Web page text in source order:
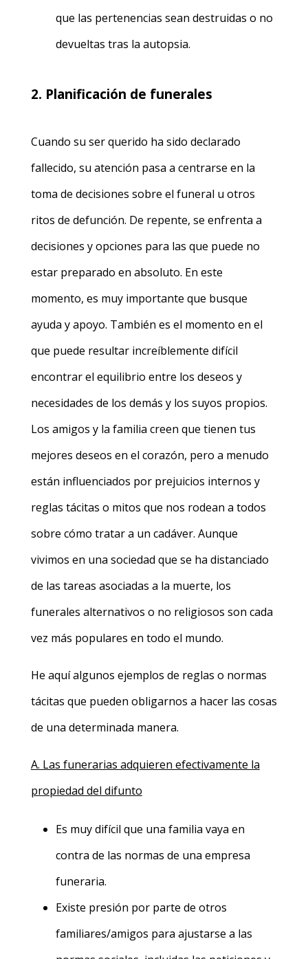
que las pertenencias sean destruidas o no
devueltas tras la autopsia.
2. Planificación de funerales
Cuando su ser querido ha sido declarado
fallecido, su atención pasa a centrarse en la
toma de decisiones sobre el funeral u otros
ritos de defunción. De repente, se enfrenta a
decisiones y opciones para las que puede no
estar preparado en absoluto. En este
momento, es muy importante que busque
ayuda y apoyo. También es el momento en el
que puede resultar increíblemente difícil
encontrar el equilibrio entre los deseos y
necesidades de los demás y los suyos propios.
Los amigos y la familia creen que tienen tus
mejores deseos en el corazón, pero a menudo
están influenciados por prejuicios internos y
reglas tácitas o mitos que nos rodean a todos
sobre cómo tratar a un cadáver. Aunque
vivimos en una sociedad que se ha distanciado
de las tareas asociadas a la muerte, los
funerales alternativos o no religiosos son cada
vez más populares en todo el mundo.
He aquí algunos ejemplos de reglas o normas
tácitas que pueden obligarnos a hacer las cosas
de una determinada manera.
A. Las funerarias adquieren efectivamente la
propiedad del difunto
Es muy difícil que una familia vaya en
contra de las normas de una empresa
funeraria.
Existe presión por parte de otros
familiares/amigos para ajustarse a las